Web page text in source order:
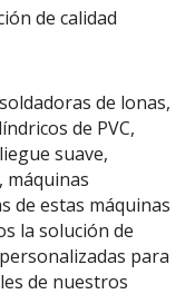
de calidad
de lonas,
de PVC,
suave,
máquinas
de estas máquinas
la solución de
para
de nuestros